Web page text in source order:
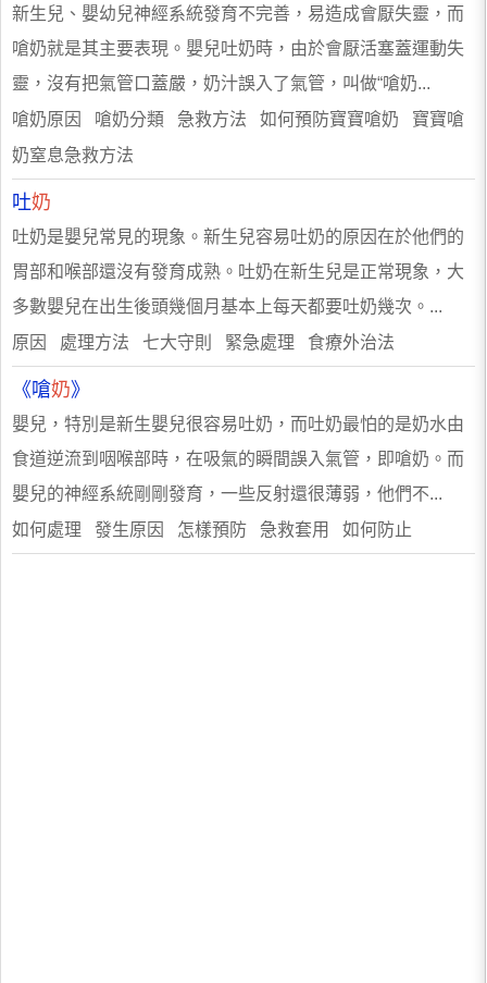
新生兒、嬰幼兒神經系統發育不完善，易造成會厭失靈，而
嗆奶就是其主要表現。嬰兒吐奶時，由於會厭活塞蓋運動失
靈，沒有把氣管口蓋嚴，奶汁誤入了氣管，叫做“嗆奶...
嗆奶原因 嗆奶分類 急救方法 如何預防寶寶嗆奶 寶寶嗆
奶窒息急救方法
吐奶
吐奶是嬰兒常見的現象。新生兒容易吐奶的原因在於他們的
胃部和喉部還沒有發育成熟。吐奶在新生兒是正常現象，大
多數嬰兒在出生後頭幾個月基本上每天都要吐奶幾次。...
原因 處理方法 七大守則 緊急處理 食療外治法
《嗆奶》
嬰兒，特別是新生嬰兒很容易吐奶，而吐奶最怕的是奶水由
食道逆流到咽喉部時，在吸氣的瞬間誤入氣管，即嗆奶。而
嬰兒的神經系統剛剛發育，一些反射還很薄弱，他們不...
如何處理 發生原因 怎樣預防 急救套用 如何防止